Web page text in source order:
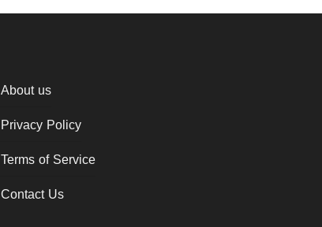
About us
Privacy Policy
Terms of Service
Contact Us